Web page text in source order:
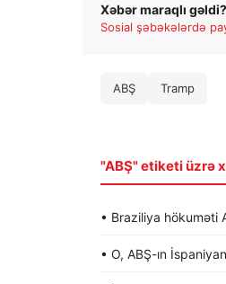
Xəbər maraqlı gəldi?
Sosial şəbəkələrdə
ABŞ Tramp
"ABŞ" etiketi üzrə
• Braziliya hökuməti
• O, ABŞ-ın